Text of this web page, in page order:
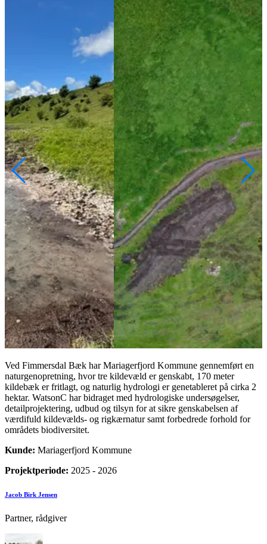
Ved Fimmersdal Bæk har Mariagerfjord Kommune gennemført en
naturgenopretning, hvor tre kildevæld er genskabt, 170 meter
kildebæk er fritlagt, og naturlig hydrologi er genetableret på cirka 2
hektar. WatsonC har bidraget med hydrologiske undersøgelser,
detailprojektering, udbud og tilsyn for at sikre genskabelsen af
værdifuld kildevælds- og rigkærnatur samt forbedrede forhold for
områdets biodiversitet.
Kunde: Mariagerfjord Kommune
Projektperiode: 2025 - 2026
Jacob Birk Jensen
Partner, rådgiver